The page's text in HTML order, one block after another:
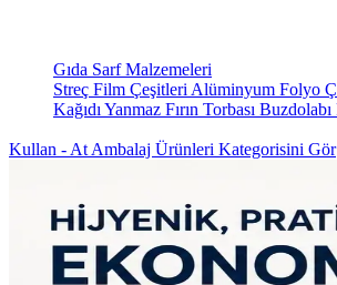
Gıda Sarf Malzemeleri
Streç Film Çeşitleri Alüminyum Folyo
Kağıdı Yanmaz Fırın Torbası Buzdolabı
Kullan - At Ambalaj Ürünleri Kategorisini Gör